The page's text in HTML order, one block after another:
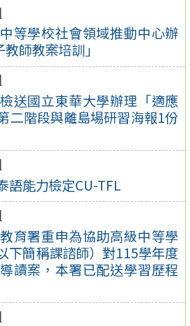
等學校社會領域推動中心辦
師教案培訓」
送國立東華大學辦理「適應
二階段與離島場研習海報1份
語能力檢定CU-TFL
育署重申為協助高級中等學
下簡稱課諮師）對115學年度
讀案，本署已配送學習歷程